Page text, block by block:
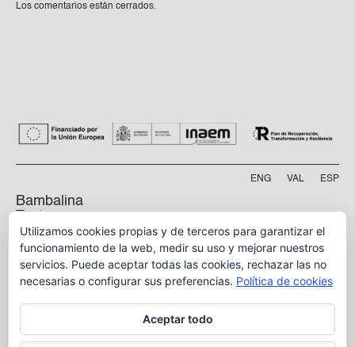
Los comentarios están cerrados.
ENG VAL ESP
Bambalina
Teatre
Practicable
Calle Manyà, 5-bajo
46009, Valencia
info@bambalina.es
Tel (+34) 664 576 071
Utilizamos cookies propias y de terceros para garantizar el
funcionamiento de la web, medir su uso y mejorar nuestros
servicios. Puede aceptar todas las cookies, rechazar las no
necesarias o configurar sus preferencias. Política de cookies
Aceptar todo